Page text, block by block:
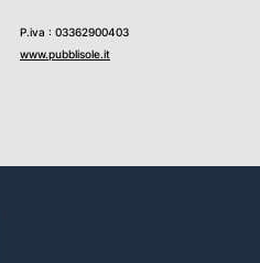
P.iva : 03362900403
www.pubblisole.it